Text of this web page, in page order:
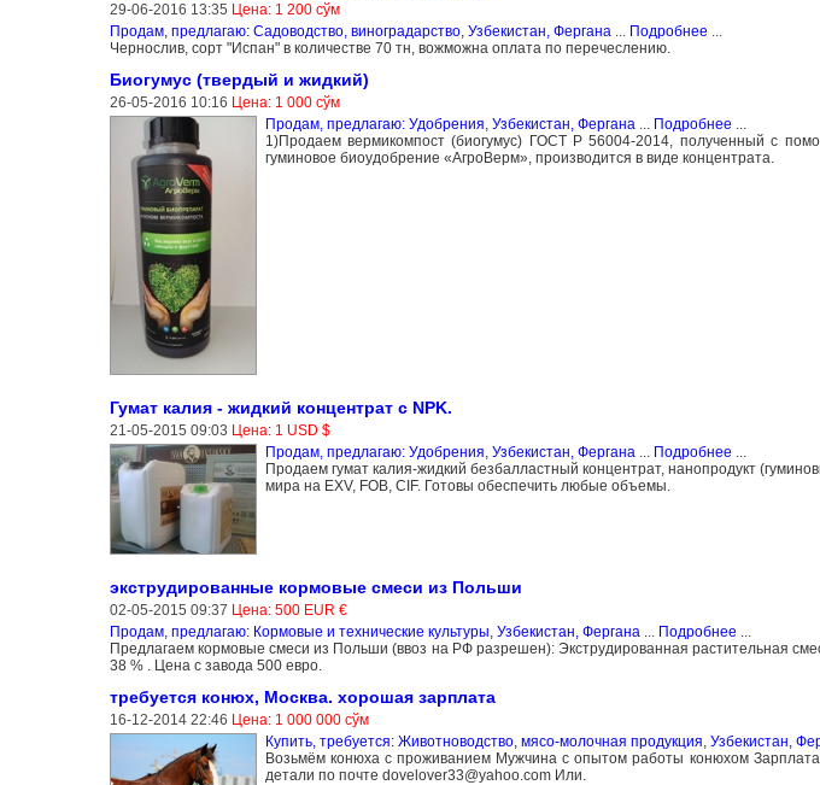
29-06-2016 13:35 Цена: 1 200 сўм
Продам, предлагаю: Садоводство, виноградарство, Узбекистан, Фергана... Подробнее ...
Чернослив, сорт "Испан" в количестве 70 тн, вожможна оплата по перечеслению.
Биогумус (твердый и жидкий)
26-05-2016 10:16 Цена: 1 000 сўм
Продам, предлагаю: Удобрения, Узбекистан, Фергана... Подробнее ...
1)Продаем вермикомпост (биогумус) ГОСТ Р 56004-2014, полученный с
гуминовое биоудобрение «АгроВерм», производится в виде концентрата.
Гумат калия - жидкий концентрат с NPK.
21-05-2015 09:03 Цена: 1 USD $
Продам, предлагаю: Удобрения Узбекистан, Фергана Подробнее
Продаем гумат калия-жидкий безбалластный концентрат, нанопродукт
мира на EXV, FOB, CIF. Готовы обеспечить любые объемы.
экструдированные кормовые смеси из Польши
02-05-2015 09:37 Цена: 500 EUR €
Продам, предлагаю: Кормовые и технические культуры Узбекистан, Фергана Подробнее
Предлагаем кормовые смеси из Польши (ввоз на РФ разрешен): Экструдированная растительная
38 % . Цена с завода 500 евро.
требуется конюх, Москва. хорошая зарплата
16-12-2014 22:46 Цена: 1 000 000 сўм
Купить, требуется: Животноводство, мясо-молочная продукция Узбекистан,
Возьмём конюха с проживанием Мужчина с опытом работы конюхом
детали по почте dovelover33@yahoo.com Или.